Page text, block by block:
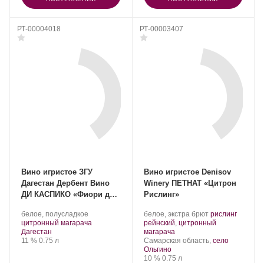
РТ-00004018
Вино игристое ЗГУ
Дагестан Дербент Вино
ДИ КАСПИКО «Фиори ди
Производитель:
Дербент
Вино.
белое, полусладкое
Сорт
цитронный магарача
Регион:
Дагестан
Крепость
11 %. Объем
0.75 л
РТ-00003407
Вино игристое Denisov
Winery ПЕТНАТ «Цитрон
Рислинг»
Производитель:
Denisov
Winery.
белое, экстра брют .
Сорт
рислинг
рейнский, цитронный
магарача.
Регион:
Самарская область, село
Ольгино
Крепость
10 %. Объем
0.75 л